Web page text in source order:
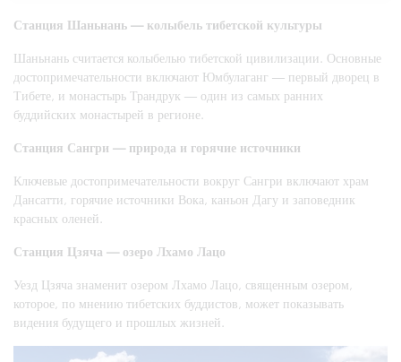
Станция Шаньнань — колыбель тибетской культуры
Шаньнань считается колыбелью тибетской цивилизации. Основные
достопримечательности включают Юмбулаганг — первый дворец в
Тибете, и монастырь Трандрук — один из самых ранних
буддийских монастырей в регионе.
Станция Сангри — природа и горячие источники
Ключевые достопримечательности вокруг Сангри включают храм
Дансатти, горячие источники Вока, каньон Дагу и заповедник
красных оленей.
Станция Цзяча — озеро Лхамо Лацо
Уезд Цзяча знаменит озером Лхамо Лацо, священным озером,
которое, по мнению тибетских буддистов, может показывать
видения будущего и прошлых жизней.